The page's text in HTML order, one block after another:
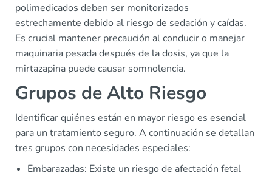
polimedicados deben ser monitorizados
estrechamente debido al riesgo de sedación y caídas.
Es crucial mantener precaución al conducir o manejar
maquinaria pesada después de la dosis, ya que la
mirtazapina puede causar somnolencia.
Grupos de Alto Riesgo
Identificar quiénes están en mayor riesgo es esencial
para un tratamiento seguro. A continuación se detallan
tres grupos con necesidades especiales:
Embarazadas: Existe un riesgo de afectación fetal